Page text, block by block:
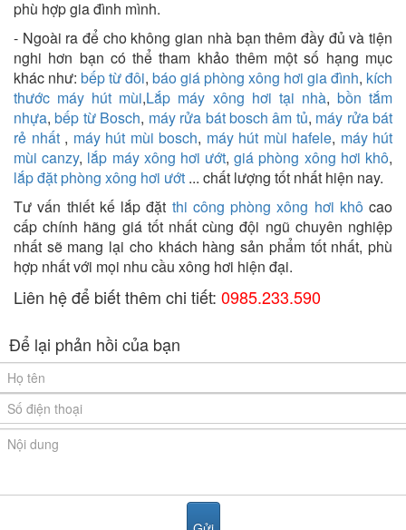
phù hợp gia đình mình.
- Ngoài ra để cho không gian nhà bạn thêm đầy đủ và tiện
nghi hơn bạn có thể tham khảo thêm một số hạng mục
khác như: bếp từ đôi, báo giá phòng xông hơi gia đình, kích
thước máy hút mùi,Lắp máy xông hơi tại nhà, bồn tắm
nhựa,bếp từ Bosch, máy rửa bát bosch âm tủ, máy rửa bát
rẻ nhất, máy hút mùi bosch, máy hút mùi hafele, máy hút
mùi canzy, lắp máy xông hơi ướt,giá phòng xông hơi khô,
lắp đặt phòng xông hơi ướt ... chất lượng tốt nhất hiện nay.
Tư vấn thiết kế lắp đặt thi công phòng xông hơi khôcao
cấp chính hãng giá tốt nhất cùng đội ngũ chuyên nghiệp
nhất sẽ mang lại cho khách hàng sản phẩm tốt nhất, phù
hợp nhất với mọi nhu cầu xông hơi hiện đại.
Liên hệ để biết thêm chi tiết: 0985.233.590
Để lại phản hồi của bạn